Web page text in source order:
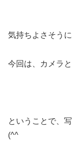
気持ちよさそう
今回は、カメラ
ということで、
(^^ゞ